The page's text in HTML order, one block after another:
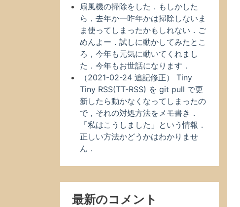
扇風機の掃除をした．もしかした
ら，去年か一昨年かは掃除しないま
ま使ってしまったかもしれない．ご
めんよー．試しに動かしてみたとこ
ろ，今年も元気に動いてくれまし
た．今年もお世話になります．
（2021-02-24 追記修正） Tiny
Tiny RSS(TT-RSS) を git pull で更
新したら動かなくなってしまったの
で，それの対処方法をメモ書き．
「私はこうしました」という情報．
正しい方法かどうかはわかりませ
ん．
最新のコメント